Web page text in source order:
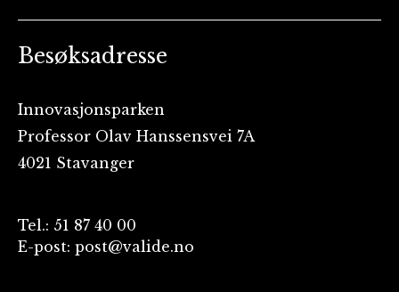
Besøksadresse
Innovasjonsparken
Professor Olav Hanssensvei 7A
4021 Stavanger
Tel.: 51 87 40 00
E-post: post@valide.no